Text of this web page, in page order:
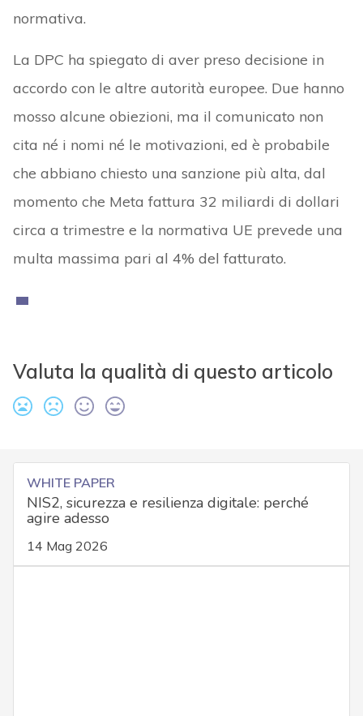
normativa.
La DPC ha spiegato di aver preso decisione in
accordo con le altre autorità europee. Due hanno
mosso alcune obiezioni, ma il comunicato non
cita né i nomi né le motivazioni, ed è probabile
che abbiano chiesto una sanzione più alta, dal
momento che Meta fattura 32 miliardi di dollari
circa a trimestre e la normativa UE prevede una
multa massima pari al 4% del fatturato.
Valuta la qualità di questo articolo
WHITE PAPER
NIS2, sicurezza e resilienza digitale: perché
agire adesso
14 Mag 2026